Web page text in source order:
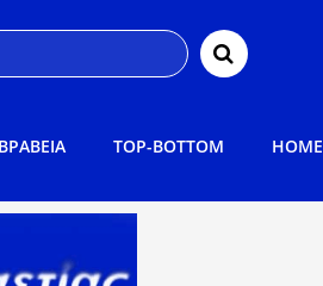
ΒΡΑΒΕΙΑ TOP-BOTTOM HOME